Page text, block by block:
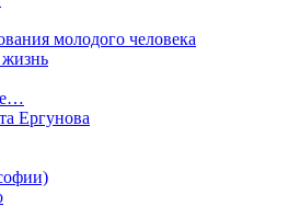
молодого человека
Ергунова